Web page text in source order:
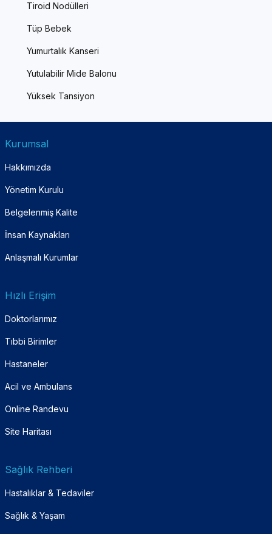
Tiroid Nodülleri
Tüp Bebek
Yumurtalık Kanseri
Yutulabilir Mide Balonu
Yüksek Tansiyon
Kurumsal
Hakkımızda
Yönetim Kurulu
Belgelenmiş Kalite
İnsan Kaynakları
Anlaşmalı Kurumlar
Hızlı Erişim
Doktorlarımız
Tıbbi Birimler
Hastaneler
Acil ve Ambulans
Online Randevu
Site Haritası
Sağlık Rehberi
Hastalıklar & Tedaviler
Sağlık & Yaşam